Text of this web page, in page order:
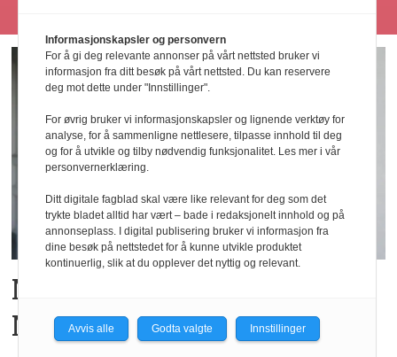
Ny hotellkjede lanseres i
Norge
Informasjonskapsler og personvern
For å gi deg relevante annonser på vårt nettsted bruker vi
informasjon fra ditt besøk på vårt nettsted. Du kan reservere
deg mot dette under "Innstillinger".
For øvrig bruker vi informasjonskapsler og lignende verktøy for
analyse, for å sammenligne nettlesere, tilpasse innhold til deg
og for å utvikle og tilby nødvendig funksjonalitet. Les mer i vår
personvernerklæring.
Ditt digitale fagblad skal være like relevant for deg som det
trykte bladet alltid har vært – bade i redaksjonelt innhold og på
annonseplass. I digital publisering bruker vi informasjon fra
dine besøk på nettstedet for å kunne utvikle produktet
kontinuerlig, slik at du opplever det nyttig og relevant.
Avvis alle Godta valgte Innstillinger